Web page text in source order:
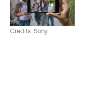
Credits: Sony